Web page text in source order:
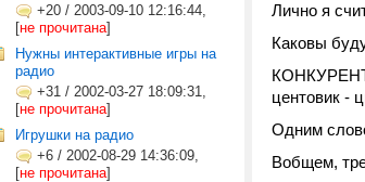
+20 / 2003-09-10 12:16:44,
[не прочитана]
Нужны интерактивные игры на
радио
+31 / 2002-03-27 18:09:31,
[не прочитана]
Игрушки на радио
+6 / 2002-08-29 14:36:09,
[не прочитана]
Лично я
Каковы
центовик -
Одним
Вобщем,